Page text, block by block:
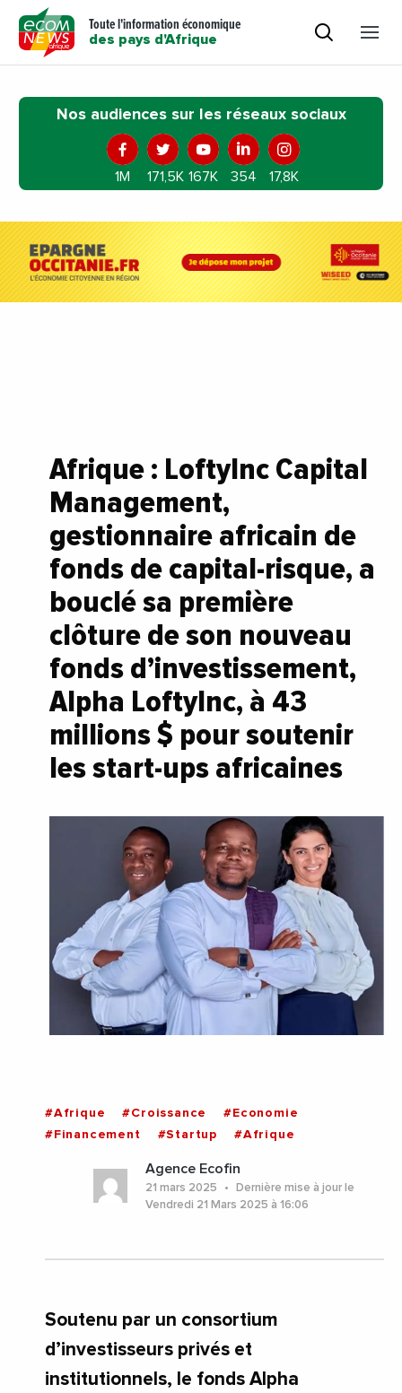
Toute l'information économique
des pays d'Afrique
Nos audiences sur les réseaux sociaux
1M 171,5K 167K 354 17,8K
Afrique : LoftyInc Capital
Management,
gestionnaire africain de
fonds de capital-risque, a
bouclé sa première
clôture de son nouveau
fonds d’investissement,
Alpha LoftyInc, à 43
millions $ pour soutenir
les start-ups africaines
#Afrique #Croissance
#Economie
#Financement
#Startup #Afrique
Agence Ecofin
21 mars 2025
Dernière mise à jour le
Vendredi 21 Mars 2025 à 16:06
Soutenu par un consortium
d’investisseurs privés et
institutionnels, le fonds Alpha